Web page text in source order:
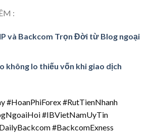
:
và Backcom Trọn Đời từ Blog ngoại
không lo thiếu vốn khi giao dịch
#HoanPhiForex #RutTienNhanh
#IBVietNamUyTin
#BackcomExness